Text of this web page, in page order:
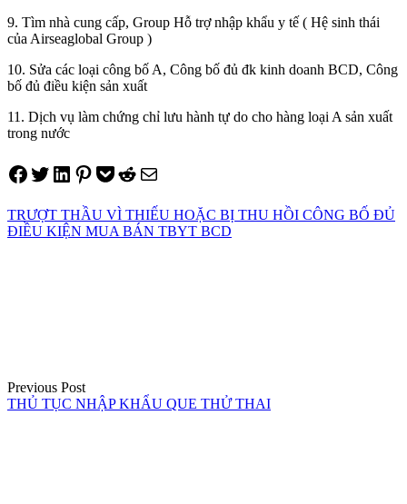
9. Tìm nhà cung cấp, Group Hỗ trợ nhập khẩu y tế ( Hệ sinh thái
của Airseaglobal Group )
10. Sửa các loại công bố A, Công bố đủ đk kinh doanh BCD, Công
bố đủ điều kiện sản xuất
11. Dịch vụ làm chứng chỉ lưu hành tự do cho hàng loại A sản xuất
trong nước
Share on Facebook
Tweet on Twitter
Share on LinkedIn
Pin on Pinterest
Save to pocket
Share on Reddit
Share via Email
TRƯỢT THẦU VÌ THIẾU HOẶC BỊ THU HỒI CÔNG BỐ ĐỦ
ĐIỀU KIỆN MUA BÁN TBYT BCD
Previous Post
THỦ TỤC NHẬP KHẨU QUE THỬ THAI